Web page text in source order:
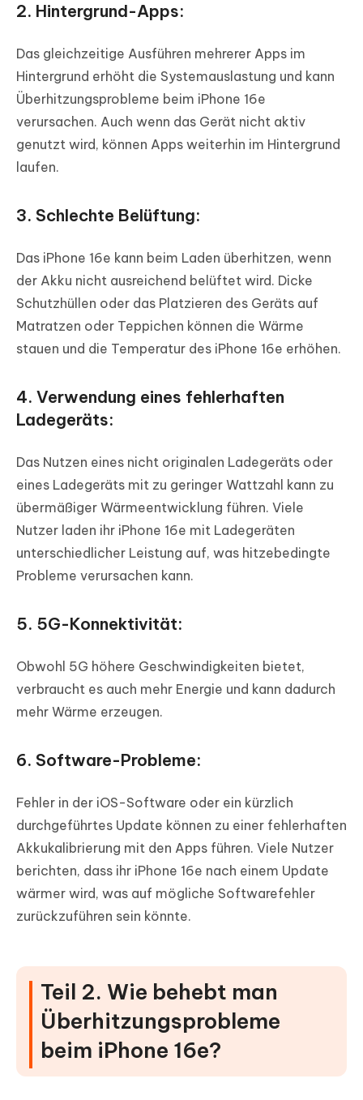
2. Hintergrund-Apps:
Das gleichzeitige Ausführen mehrerer Apps im
Hintergrund erhöht die Systemauslastung und kann
Überhitzungsprobleme beim iPhone 16e
verursachen. Auch wenn das Gerät nicht aktiv
genutzt wird, können Apps weiterhin im Hintergrund
laufen.
3. Schlechte Belüftung:
Das iPhone 16e kann beim Laden überhitzen, wenn
der Akku nicht ausreichend belüftet wird. Dicke
Schutzhüllen oder das Platzieren des Geräts auf
Matratzen oder Teppichen können die Wärme
stauen und die Temperatur des iPhone 16e erhöhen.
4. Verwendung eines fehlerhaften
Ladegeräts:
Das Nutzen eines nicht originalen Ladegeräts oder
eines Ladegeräts mit zu geringer Wattzahl kann zu
übermäßiger Wärmeentwicklung führen. Viele
Nutzer laden ihr iPhone 16e mit Ladegeräten
unterschiedlicher Leistung auf, was hitzebedingte
Probleme verursachen kann.
5. 5G-Konnektivität:
Obwohl 5G höhere Geschwindigkeiten bietet,
verbraucht es auch mehr Energie und kann dadurch
mehr Wärme erzeugen.
6. Software-Probleme:
Fehler in der iOS-Software oder ein kürzlich
durchgeführtes Update können zu einer fehlerhaften
Akkukalibrierung mit den Apps führen. Viele Nutzer
berichten, dass ihr iPhone 16e nach einem Update
wärmer wird, was auf mögliche Softwarefehler
zurückzuführen sein könnte.
Teil 2. Wie behebt man
Überhitzungsprobleme
beim iPhone 16e?